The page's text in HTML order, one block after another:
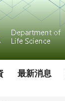
最新消息